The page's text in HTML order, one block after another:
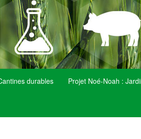
durables Projet Noé-Noah :